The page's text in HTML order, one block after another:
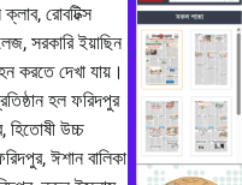
রোবটিক্স
সরকারি ইয়াছিন
করতে দেখা যায়।
হল ফরিদপুর
হিতোষী উচ্চ
ঈশান বালিকা